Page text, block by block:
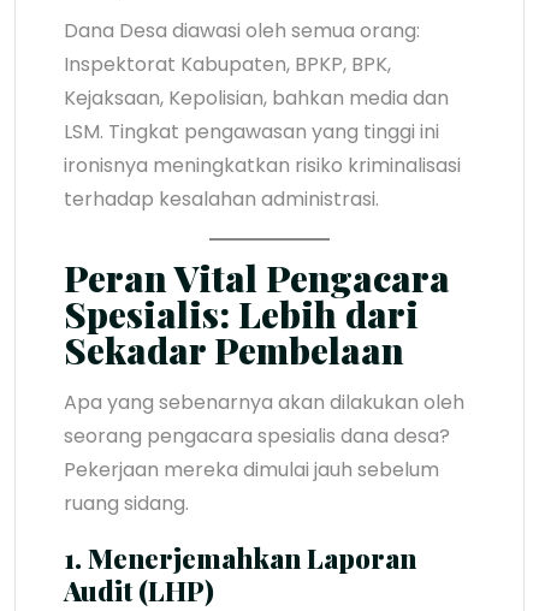
Dana Desa diawasi oleh semua orang:
Inspektorat Kabupaten, BPKP, BPK,
Kejaksaan, Kepolisian, bahkan media dan
LSM. Tingkat pengawasan yang tinggi ini
ironisnya meningkatkan risiko kriminalisasi
terhadap kesalahan administrasi.
Peran Vital Pengacara
Spesialis: Lebih dari
Sekadar Pembelaan
Apa yang sebenarnya akan dilakukan oleh
seorang pengacara spesialis dana desa?
Pekerjaan mereka dimulai jauh sebelum
ruang sidang.
1. Menerjemahkan Laporan
Audit (LHP)